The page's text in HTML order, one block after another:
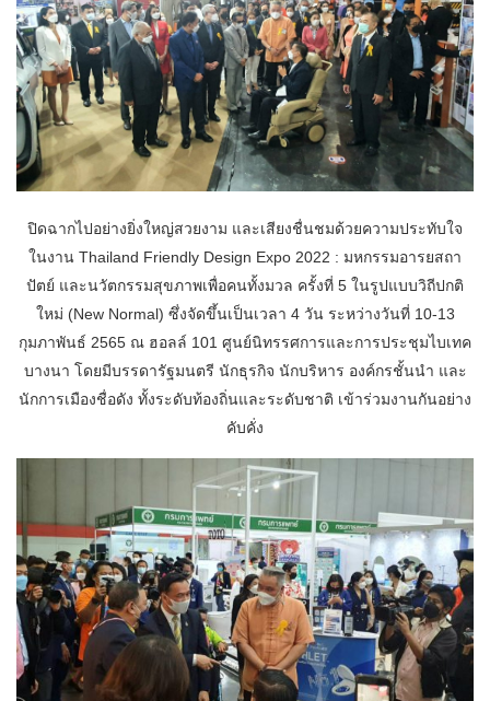
ปิดฉากไปอย่างยิ่งใหญ่สวยงาม และเสียงชื่นชมด้วยความประทับใจ
ในงาน Thailand Friendly Design Expo 2022 : มหกรรมอารยสถา
ปัตย์ และนวัตกรรมสุขภาพเพื่อคนทั้งมวล ครั้งที่ 5 ในรูปแบบวิถีปกติ
ใหม่ (New Normal) ซึ่งจัดขึ้นเป็นเวลา 4 วัน ระหว่างวันที่ 10-13
กุมภาพันธ์ 2565 ณ ฮอลล์ 101 ศูนย์นิทรรศการและการประชุมไบเทค
บางนา โดยมีบรรดารัฐมนตรี นักธุรกิจ นักบริหาร องค์กรชั้นนำ และ
นักการเมืองชื่อดัง ทั้งระดับท้องถิ่นและระดับชาติ เข้าร่วมงานกันอย่าง
คับคั่ง